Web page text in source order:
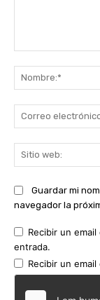
Guardar mi
navegador la
Recibir un
entrada.
Recibir un